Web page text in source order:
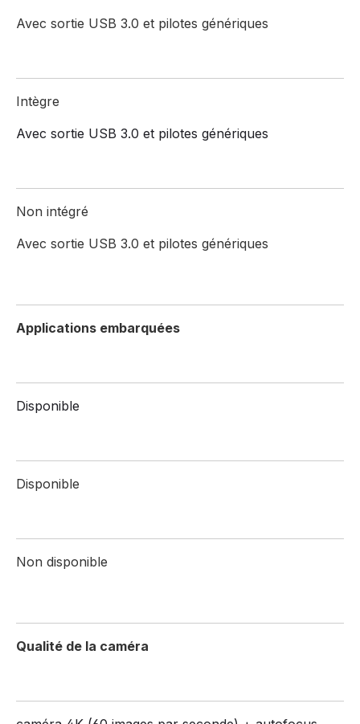
Avec sortie USB 3.0 et pilotes génériques
Intègre
Avec sortie USB 3.0 et pilotes génériques
Non intégré
Avec sortie USB 3.0 et pilotes génériques
Applications embarquées
Disponible
Disponible
Non disponible
Qualité de la caméra